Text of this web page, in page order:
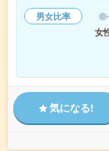
男女比率
女
気になる!